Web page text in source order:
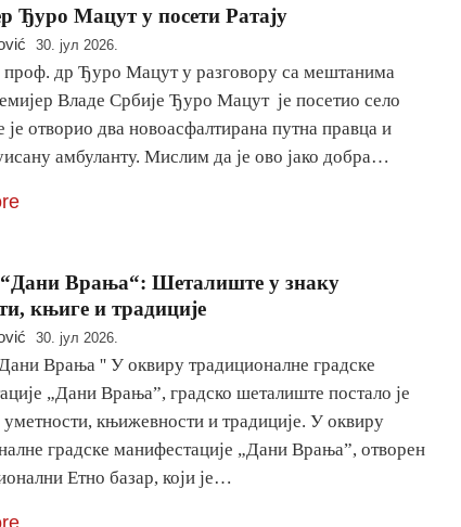
Ђуро Мацут у посети Ратају
30. јул 2026.
проф. др Ђуро Мацут у разговору са мештанима
Владе Србије Ђуро Мацут је посетио село
је отворио два новоасфалтирана путна правца и
амбуланту. Мислим да је ово јако добра…
Врања“: Шеталиште у знаку
књиге и традиције
30. јул 2026.
Врања '' У оквиру традиционалне градске
„Дани Врања”, градско шеталиште постало је
књижевности и традиције. У оквиру
градске манифестације „Дани Врања”, отворен
Етно базар, који је…